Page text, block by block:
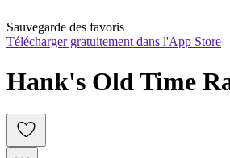
Sauvegarde des favoris
Télécharger gratuitement dans l'App Store
Hank's Old Time